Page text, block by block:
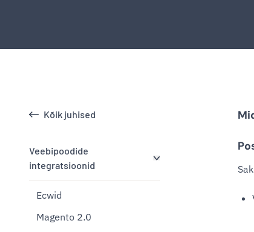
Kõik juhised
Veebipoodide
integratsioonid
Ecwid
Magento 2.0